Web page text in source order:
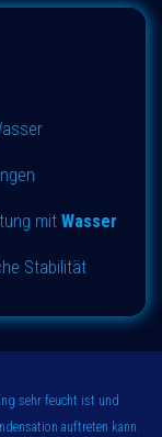
mit Wasser
Stabilität
sehr feucht ist und
auftreten kann.